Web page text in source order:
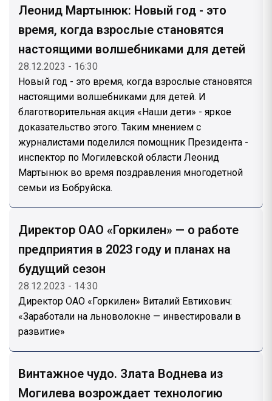
Леонид Мартынюк: Новый год - это
время, когда взрослые становятся
настоящими волшебниками для детей
28.12.2023 - 16:30
Новый год - это время, когда взрослые становятся
настоящими волшебниками для детей. И
благотворительная акция «Наши дети» - яркое
доказательство этого. Таким мнением с
журналистами поделился помощник Президента -
инспектор по Могилевской области Леонид
Мартынюк во время поздравления многодетной
семьи из Бобруйска.
Директор ОАО «Горкилен» — о работе
предприятия в 2023 году и планах на
будущий сезон
28.12.2023 - 14:30
Директор ОАО «Горкилен» Виталий Евтихович:
«Заработали на льноволокне — инвестировали в
развитие»
Винтажное чудо. Злата Воднева из
Могилева возрождает технологию